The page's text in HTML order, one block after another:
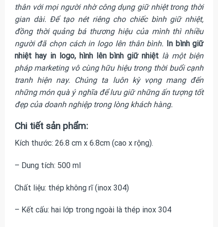
thân với mọi người nhờ công dụng giữ nhiệt trong thời
gian dài. Để tạo nét riêng cho chiếc bình giữ nhiệt,
đồng thời quảng bá thương hiệu của mình thì nhiều
người đã chọn cách in logo lên thân bình. In bình giữ
nhiệt hay in logo, hình lên bình giữ nhiệt là một biện
pháp marketing vô cùng hữu hiệu trong thời buổi cạnh
tranh hiện nay. Chúng ta luôn kỳ vọng mang đến
những món quà ý nghĩa để lưu giữ những ấn tượng tốt
đẹp của doanh nghiệp trong lòng khách hàng.
Chi tiết sản phẩm:
Kích thước: 26.8 cm x 6.8cm (cao x rộng).
– Dung tích: 500 ml
Chất liệu: thép không rĩ (inox 304)
– Kết cấu: hai lớp trong ngoài là thép inox 304